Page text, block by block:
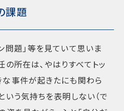
課題
問題」等を見ていて思いま
の所在は、やはりすべてトッ
な事件が起きたにも関わら
いう気持ちを表明しない（で